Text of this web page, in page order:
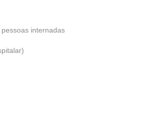
internadas